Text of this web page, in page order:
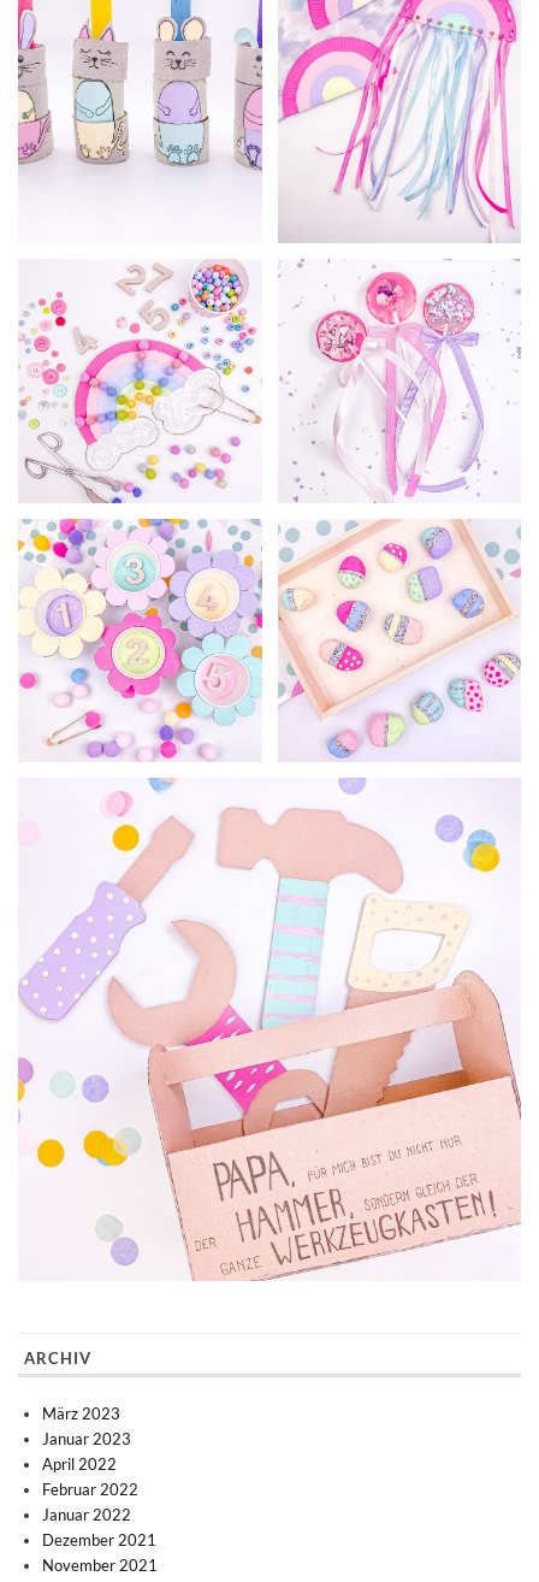
ARCHIV
März 2023
Januar 2023
April 2022
Februar 2022
Januar 2022
Dezember 2021
November 2021